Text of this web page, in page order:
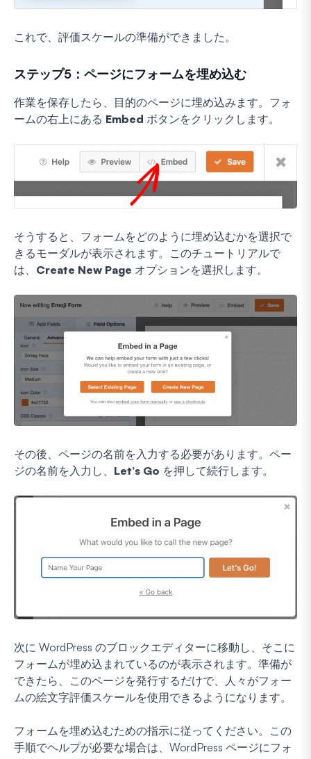
これで、評価スケールの準備ができました。
ステップ5：ページにフォームを埋め込む
作業を保存したら、目的のページに埋め込みます。フォ
ームの右上にある Embed ボタンをクリックします。
そうすると、フォームをどのように埋め込むかを選択で
きるモーダルが表示されます。このチュートリアルで
は、 Create New Page オプションを選択します。
その後、ページの名前を入力する必要があります。ペー
ジの名前を入力し、 Let’s Go を押して続行します。
次に WordPress のブロックエディターに移動し、そこに
フォームが埋め込まれているのが表示されます。準備が
できたら、このページを発行するだけで、人々がフォー
ムの絵文字評価スケールを使用できるようになります。
フォームを埋め込むための指示に従ってください。この
手順でヘルプが必要な場合は、WordPress ページにフォ